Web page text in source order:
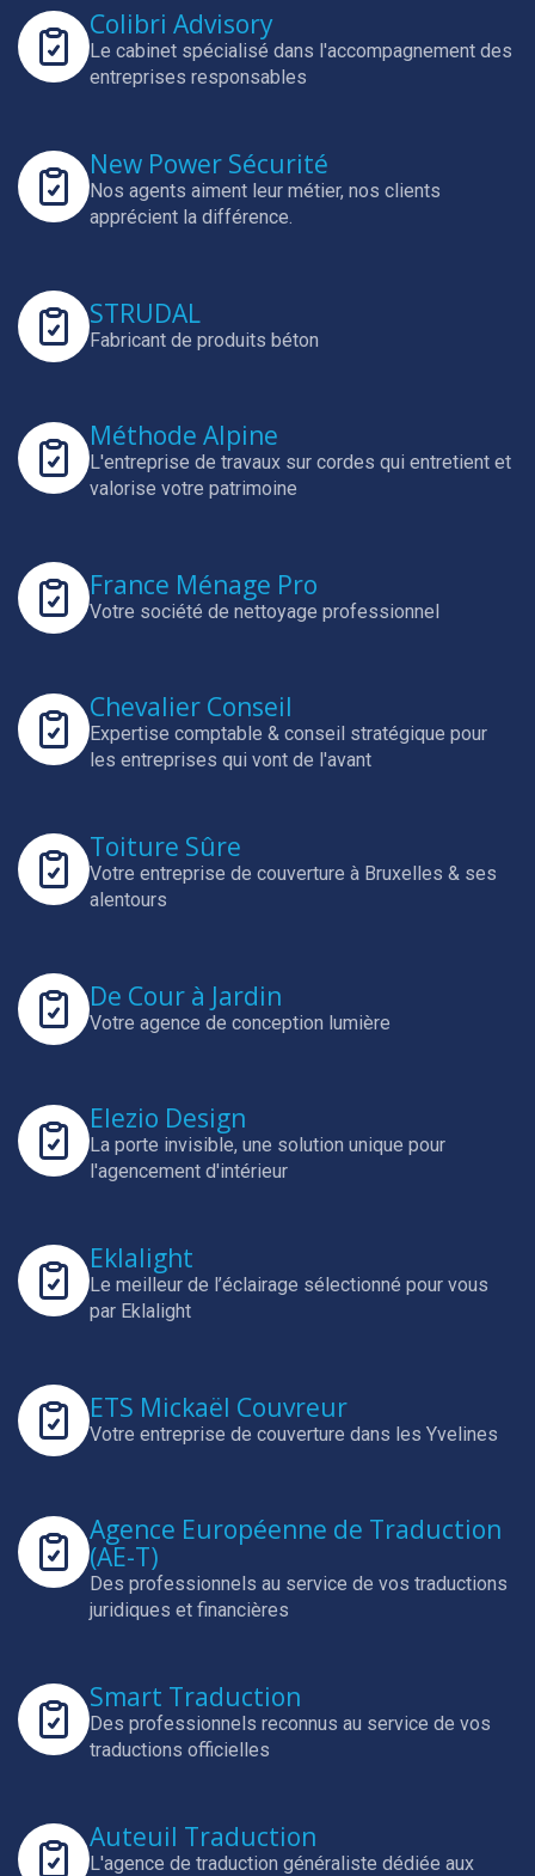
Colibri Advisory
Le cabinet spécialisé dans l'accompagnement des
entreprises responsables
New Power Sécurité
Nos agents aiment leur métier, nos clients
apprécient la différence.
STRUDAL
Fabricant de produits béton
Méthode Alpine
L'entreprise de travaux sur cordes qui entretient et
valorise votre patrimoine
France Ménage Pro
Votre société de nettoyage professionnel
Chevalier Conseil
Expertise comptable & conseil stratégique pour
les entreprises qui vont de l'avant
Toiture Sûre
Votre entreprise de couverture à Bruxelles & ses
alentours
De Cour à Jardin
Votre agence de conception lumière
Elezio Design
La porte invisible, une solution unique pour
l'agencement d'intérieur
Eklalight
Le meilleur de l’éclairage sélectionné pour vous
par Eklalight
ETS Mickaël Couvreur
Votre entreprise de couverture dans les Yvelines
Agence Européenne de Traduction
(AE-T)
Des professionnels au service de vos traductions
juridiques et financières
Smart Traduction
Des professionnels reconnus au service de vos
traductions officielles
Auteuil Traduction
L'agence de traduction généraliste dédiée aux